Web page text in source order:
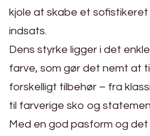
kjole at skabe et sofistikeret
indsats.
Dens styrke ligger i det
farve, som gør det nemt at
forskelligt tilbehør – fra
til farverige sko og
Med en god pasform og